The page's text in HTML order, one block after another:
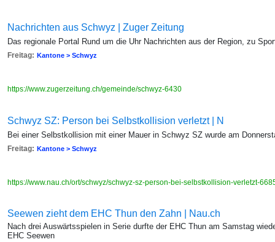
Nachrichten aus Schwyz | Zuger Zeitung
Das regionale Portal Rund um die Uhr Nachrichten aus der Region, zu
Freitag: Kantone > Schwyz
https://www.zugerzeitung.ch/gemeinde/schwyz-6430
Schwyz SZ: Person bei Selbstkollision verletzt | N
Bei einer Selbstkollision mit einer Mauer in Schwyz SZ wurde am
Freitag: Kantone > Schwyz
https://www.nau.ch/ort/schwyz/schwyz-sz-person-bei-selbstkollision-verletzt-
Seewen zieht dem EHC Thun den Zahn | Nau.ch
Nach drei Auswärtsspielen in Serie durfte der EHC Thun am Samstag
EHC Seewen